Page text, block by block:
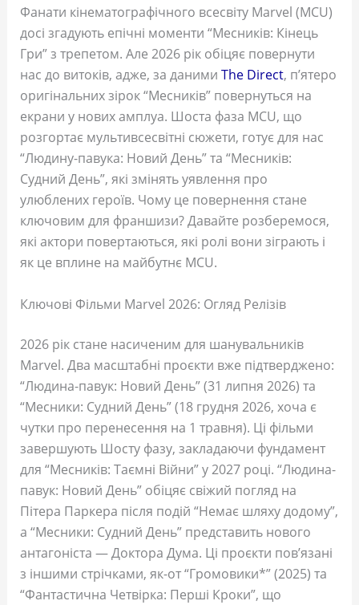
Фанати кінематографічного всесвіту Marvel (MCU)
досі згадують епічні моменти “Месників: Кінець
Гри” з трепетом. Але 2026 рік обіцяє повернути
нас до витоків, адже, за даними The Direct, п’ятеро
оригінальних зірок “Месників” повернуться на
екрани у нових амплуа. Шоста фаза MCU, що
розгортає мультивсесвітні сюжети, готує для нас
“Людину-павука: Новий День” та “Месників:
Судний День”, які змінять уявлення про
улюблених героїв. Чому це повернення стане
ключовим для франшизи? Давайте розберемося,
які актори повертаються, які ролі вони зіграють і
як це вплине на майбутнє MCU.
Ключові Фільми Marvel 2026: Огляд Релізів
2026 рік стане насиченим для шанувальників
Marvel. Два масштабні проєкти вже підтверджено:
“Людина-павук: Новий День” (31 липня 2026) та
“Месники: Судний День” (18 грудня 2026, хоча є
чутки про перенесення на 1 травня). Ці фільми
завершують Шосту фазу, закладаючи фундамент
для “Месників: Таємні Війни” у 2027 році. “Людина-
павук: Новий День” обіцяє свіжий погляд на
Пітера Паркера після подій “Немає шляху додому”,
а “Месники: Судний День” представить нового
антагоніста — Доктора Дума. Ці проєкти пов’язані
з іншими стрічками, як-от “Громовики*” (2025) та
“Фантастична Четвірка: Перші Кроки”, що